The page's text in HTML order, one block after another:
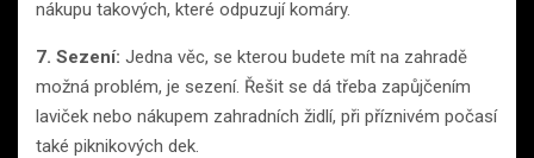
nákupu takových, které odpuzují komáry.
7. Sezení: Jedna věc, se kterou budete mít na zahradě
možná problém, je sezení. Řešit se dá třeba zapůjčením
laviček nebo nákupem zahradních židlí, při příznivém počasí
také piknikových dek.